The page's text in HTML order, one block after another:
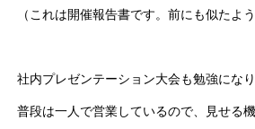
（これは開催報告書です。前にも似たよ
社内プレゼンテーション大会も勉強になり
普段は一人で営業しているので、見せる